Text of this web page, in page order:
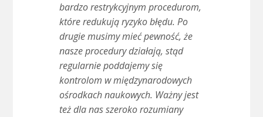
bardzo restrykcyjnym procedurom,
które redukują ryzyko błędu. Po
drugie musimy mieć pewność, że
nasze procedury działają, stąd
regularnie poddajemy się
kontrolom w międzynarodowych
ośrodkach naukowych. Ważny jest
też dla nas szeroko rozumiany